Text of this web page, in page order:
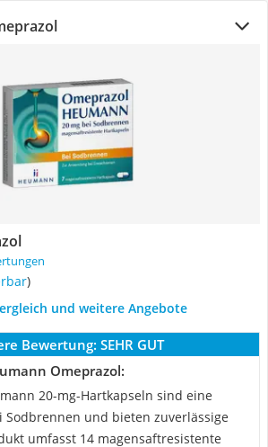
)
und weitere Angebote
Bewertung: SEHR GUT
Omeprazol:
20-mg-Hartkapseln sind eine
Sodbrennen und bieten zuverlässige
umfasst 14 magensaftresistente